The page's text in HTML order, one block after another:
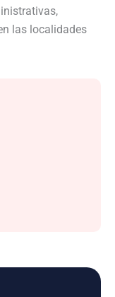
las localidades